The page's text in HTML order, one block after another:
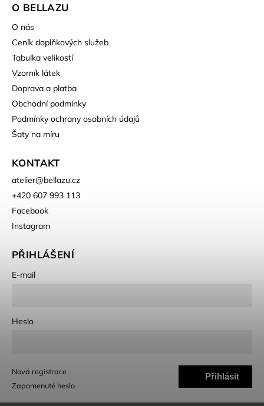
O BELLAZU
O nás
Ceník doplňkových služeb
Tabulka velikostí
Vzorník látek
Doprava a platba
Obchodní podmínky
Podmínky ochrany osobních údajů
Šaty na míru
KONTAKT
atelier@bellazu.cz
+420 607 993 113
Facebook
Instagram
PŘIHLÁŠENÍ
E-mail
Heslo
Přihlásit
Nová registrace
Zapomenuté heslo